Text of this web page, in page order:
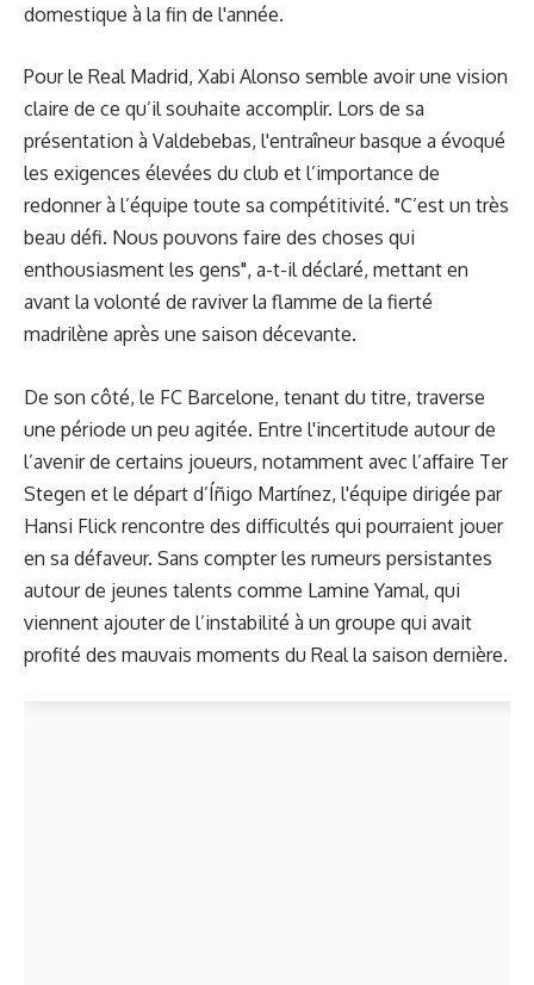
domestique à la fin de l'année.
Pour le Real Madrid, Xabi Alonso semble avoir une vision
claire de ce qu’il souhaite accomplir. Lors de sa
présentation à Valdebebas, l'entraîneur basque a évoqué
les exigences élevées du club et l’importance de
redonner à l’équipe toute sa compétitivité. "C’est un très
beau défi. Nous pouvons faire des choses qui
enthousiasment les gens", a-t-il déclaré, mettant en
avant la volonté de raviver la flamme de la fierté
madrilène après une saison décevante.
De son côté, le FC Barcelone, tenant du titre, traverse
une période un peu agitée. Entre l'incertitude autour de
l’avenir de certains joueurs, notamment avec l’affaire Ter
Stegen et le départ d’Íñigo Martínez, l'équipe dirigée par
Hansi Flick rencontre des difficultés qui pourraient jouer
en sa défaveur. Sans compter les rumeurs persistantes
autour de jeunes talents comme Lamine Yamal, qui
viennent ajouter de l’instabilité à un groupe qui avait
profité des mauvais moments du Real la saison dernière.